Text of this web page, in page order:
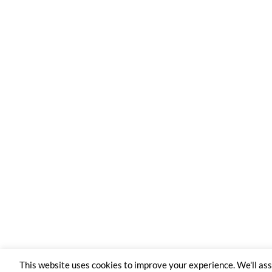
This website uses cookies to improve your experience. We'll